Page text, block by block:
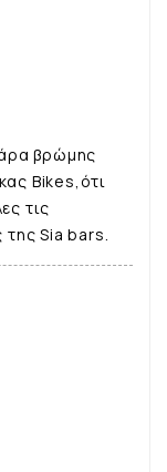
βρώμης
Bikes,ότι
τις
της Sia bars.